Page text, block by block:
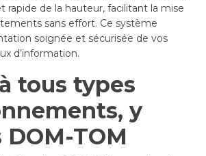
rapide de la hauteur, facilitant la mise
sans effort. Ce système
soignée et sécurisée de vos
d’information.
tous types
y
TOM